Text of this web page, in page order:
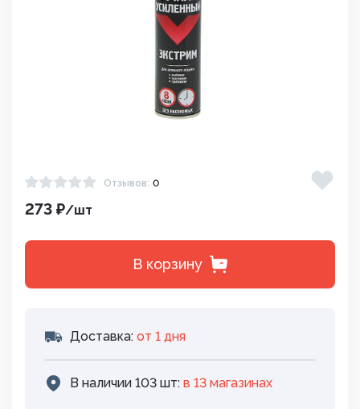
Отзывов: 0
273 ₽/шт
В корзину
Доставка: от 1 дня
В наличии 103 шт: в 13 магазинах